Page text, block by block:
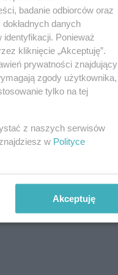
badanie odbiorców oraz
danych
Ponieważ
kliknięcie „Akceptuję”.
prywatności znajdujący
zgody użytkownika,
tylko na tej
z naszych serwisów
w Polityce
Akceptuję